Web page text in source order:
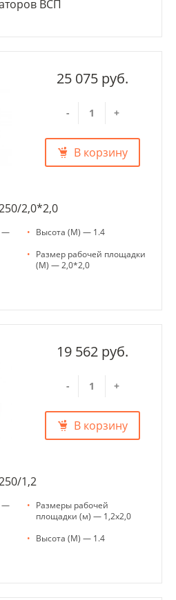
ВСП
25 075 руб.
- +
В корзину
2,0*2,0
—
• Высота (М) — 1.4
• Размер рабочей площадки
(М) — 2,0*2,0
19 562 руб.
- +
В корзину
1,2
—
• Размеры рабочей
площадки (м) — 1,2х2,0
• Высота (М) — 1.4